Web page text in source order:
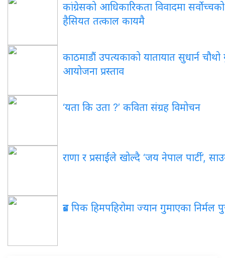
कांग्रेसको आधिकारिकता विवादमा
हैसियत तत्काल कायमै
काठमाडौं उपत्यकाको यातायात सुधार्न
आयोजना प्रस्ताव
‘यता कि उता ?’ कविता संग्रह विमोचन
राणा र प्रसाईंले खोल्दै ‘जय नेपाल पार्टी’,
ब्रड पिक हिमपहिरोमा ज्यान गुमाएका निर्मल